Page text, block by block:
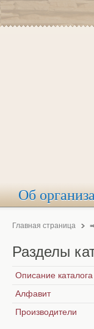
Об
Главная страница
Разделы
Описание каталога
Алфавит
Производители